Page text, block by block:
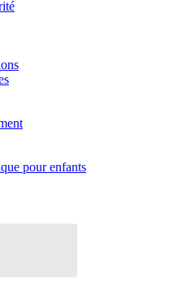
pour enfants